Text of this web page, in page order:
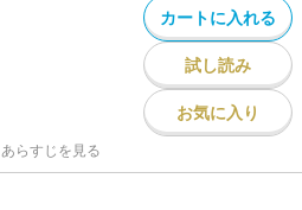
カートに入れる
試し読み
お気に入り
あらすじを見る